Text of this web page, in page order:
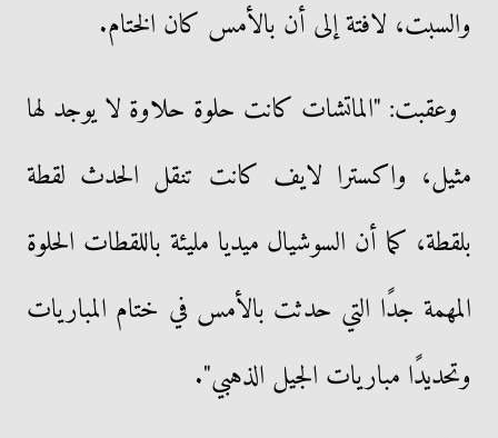
والسبت، لافتة إلى أن بالأمس كان الختام.
وعقبت: "الماتشات كانت حلوة حلاوة لا يوجد لها
مثيل، واكسترا لايف كانت تنقل الحدث لقطة
بلقطة، كما أن السوشيال ميديا مليئة باللقطات الحلوة
المهمة جدًا التي حدثت بالأمس في ختام المباريات
وتحديدًا مباريات الجيل الذهبي".